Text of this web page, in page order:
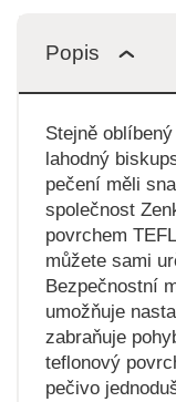
Popis
Stejně
lahodný
pečení měli
společnost
povrchem
můžete sami
Bezpečnostní
umožňuje
zabraňuje
teflonový
pečivo